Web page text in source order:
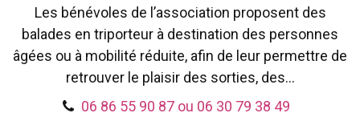
Les bénévoles de l’association proposent des
balades en triporteur à destination des personnes
âgées ou à mobilité réduite, afin de leur permettre de
retrouver le plaisir des sorties, des...
06 86 55 90 87 ou 06 30 79 38 49